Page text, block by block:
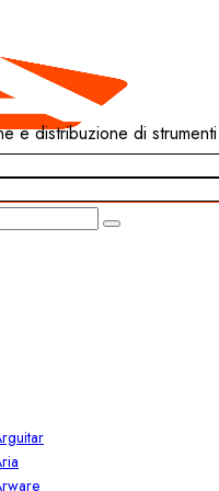
e distribuzione di strumenti